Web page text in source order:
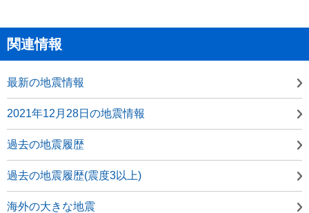
関連情報
最新の地震情報
2021年12月28日の地震情報
過去の地震履歴
過去の地震履歴(震度3以上)
海外の大きな地震